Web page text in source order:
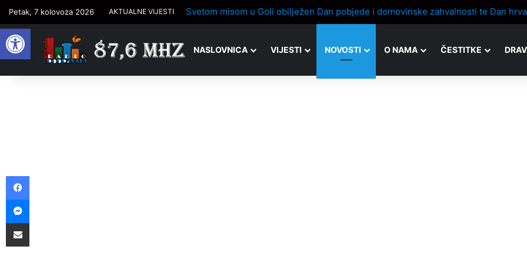
Open toolbar
Petak, 7 kolovoza 2026 AKTUALNE VIJESTI
NASLOVNICA VIJESTI NOVOSTI O NAMA ČESTITKE